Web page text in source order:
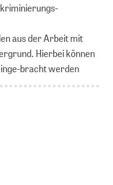
aus der Arbeit mit
Hierbei können
bracht werden